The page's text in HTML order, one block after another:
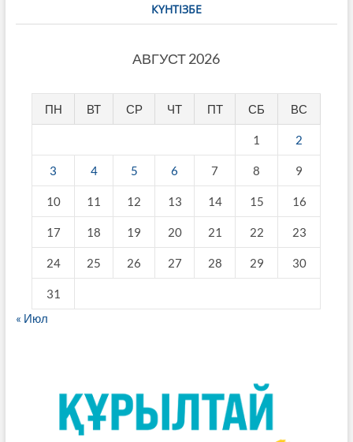
КҮНТІЗБЕ
АВГУСТ 2026
ПН ВТ СР ЧТ ПТ СБ ВС
1 2
3 4 5 6 7 8 9
10 11 12 13 14 15 16
17 18 19 20 21 22 23
24 25 26 27 28 29 30
31
« Июл